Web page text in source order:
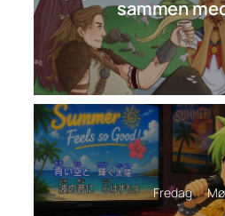
sammen
Fredag